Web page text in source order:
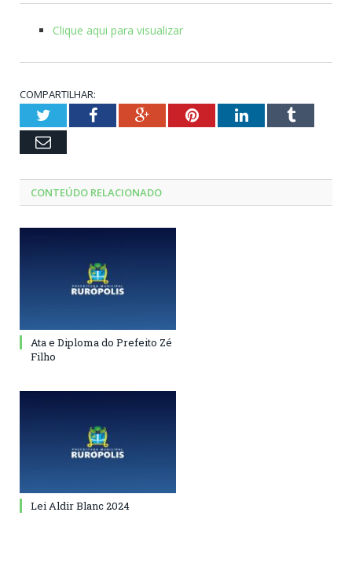
Clique aqui para visualizar
COMPARTILHAR:
TwitterFacebookGoogle+PinterestLinkedInTumblr
Email
CONTEÚDO RELACIONADO
Ata e Diploma do Prefeito Zé
Filho
Lei Aldir Blanc 2024